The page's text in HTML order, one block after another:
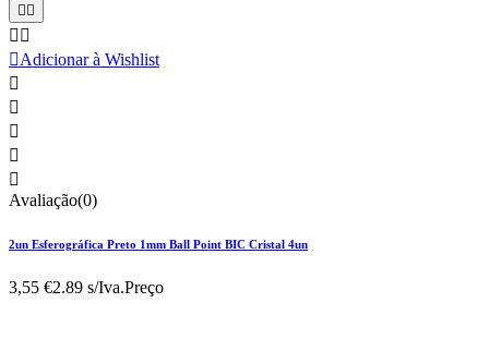

 
Adicionar à Wishlist





Avaliação(0)
2un Esferográfica Preto 1mm Ball Point BIC Cristal 4un
3,55 €2.89 s/Iva.Preço